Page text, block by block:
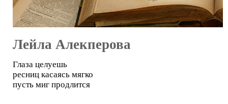
Лейла Алекперова
Глаза целуешь
ресниц касаясь мягко
пусть миг продлится